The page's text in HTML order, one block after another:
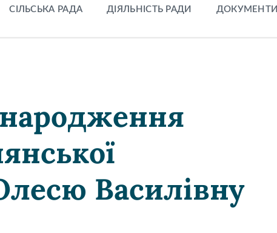
СІЛЬСЬКА РАДА ДІЯЛЬНІСТЬ РАДИ ДОКУМЕНТИ
Василівну